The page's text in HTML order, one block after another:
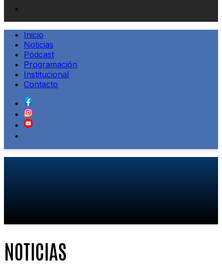
Inicio
Noticias
Pódcast
Programación
Institucional
Contacto
NOTICIAS